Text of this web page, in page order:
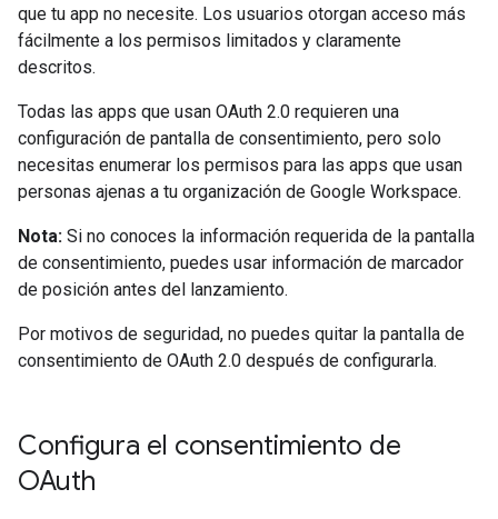
que tu app no necesite. Los usuarios otorgan acceso más
fácilmente a los permisos limitados y claramente
descritos.
Todas las apps que usan OAuth 2.0 requieren una
configuración de pantalla de consentimiento, pero solo
necesitas enumerar los permisos para las apps que usan
personas ajenas a tu organización de Google Workspace.
Nota: Si no conoces la información requerida de la pantalla
de consentimiento, puedes usar información de marcador
de posición antes del lanzamiento.
Por motivos de seguridad, no puedes quitar la pantalla de
consentimiento de OAuth 2.0 después de configurarla.
Configura el consentimiento de
OAuth